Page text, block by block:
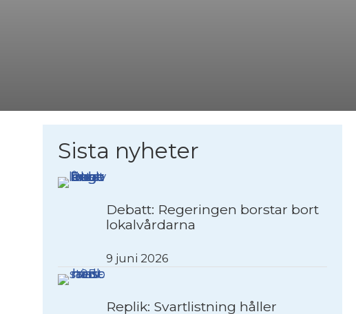
Sista nyheter
Debatt: Regeringen borstar bort
lokalvårdarna
9 juni 2026
Replik: Svartlistning håller